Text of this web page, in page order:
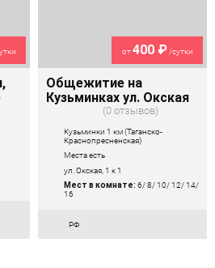
от400 ₽/сутки
Общежитие на
Кузьминках ул. Окская
0 отзывов
Кузьминки 1 км (Таганско-
Краснопресненская)
Места есть
ул. Окская, 1 к 1
Мест в комнате: 6/ 8/ 10/ 12/ 14/
16
РФ